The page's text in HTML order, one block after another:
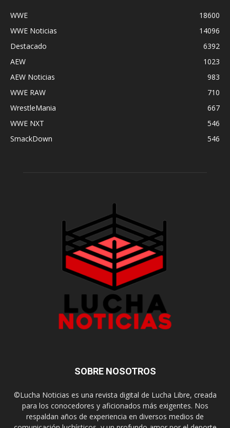
WWE
18600
WWE Noticias
14096
Destacado
6392
AEW
1023
AEW Noticias
983
WWE RAW
710
WrestleMania
667
WWE NXT
546
SmackDown
546
SOBRE NOSOTROS
©Lucha Noticias es una revista digital de Lucha Libre, creada
para los conocedores y aficionados más exigentes. Nos
respaldan años de experiencia en diversos medios de